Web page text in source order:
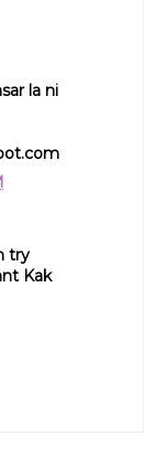
la ni
try
Kak